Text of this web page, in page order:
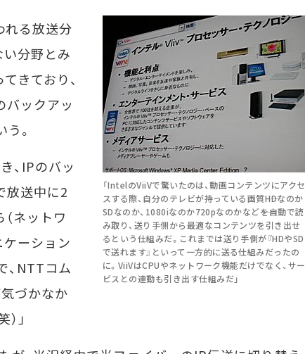
「IntelのViiVで驚いたのは、動画コンテンツにアクセ
スする際、自分のテレビが持っている画質――HDなのか
SDなのか、1080iなのか720pなのかなど――を自動で読
み取り、送り手側から最適なコンテンツを引き出せ
るという仕組みだ。これまでは送り手側が『HDやSD
で送れます』といって一方的に送る仕組みだったの
に。ViiVはCPUやネットワーク機能だけでなく、サー
ビスとの連動も引き出す仕組みだ」
れる放送分
分野とみ
きており、
バックアッ
。
、IPのバッ
放送中に2
ネットワ
ーション
、NTTコム
づかなか
」